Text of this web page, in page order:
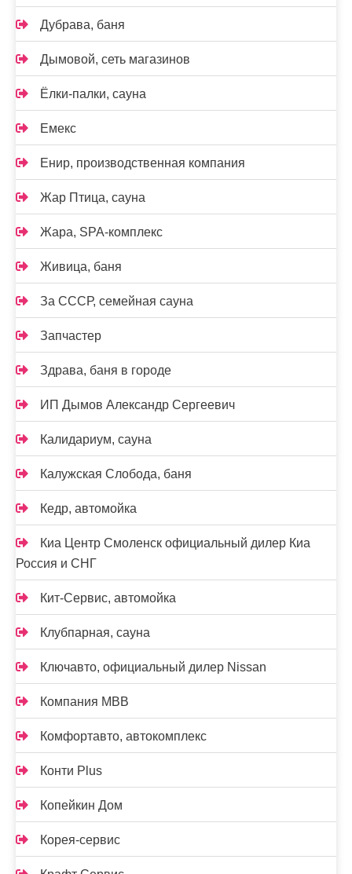
Дубрава, баня
Дымовой, сеть магазинов
Ёлки-палки, сауна
Емекс
Енир, производственная компания
Жар Птица, сауна
Жара, SPA-комплекс
Живица, баня
За СССР, семейная сауна
Запчастер
Здрава, баня в городе
ИП Дымов Александр Сергеевич
Калидариум, сауна
Калужская Слобода, баня
Кедр, автомойка
Киа Центр Смоленск официальный дилер Киа
Россия и СНГ
Кит-Сервис, автомойка
Клубпарная, сауна
Ключавто, официальный дилер Nissan
Компания МВВ
Комфортавто, автокомплекс
Конти Plus
Копейкин Дом
Корея-сервис